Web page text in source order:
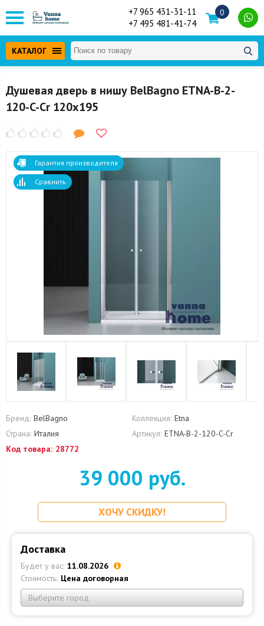
+7 965 431-31-11
+7 495 481-41-74
0
КАТАЛОГ
Душевая дверь в нишу BelBagno ETNA-B-2-
120-C-Cr 120x195
Гарантия производителя
Сравнить
Бренд: BelBagno Коллекция: Etna
Страна: Италия Артикул: ETNA-B-2-120-C-Cr
Код товара: 28772
39 000 руб.
ХОЧУ СКИДКУ!
Доставка
Будет у вас: 11.08.2026
Стоимость: Цена договорная
Выберите город